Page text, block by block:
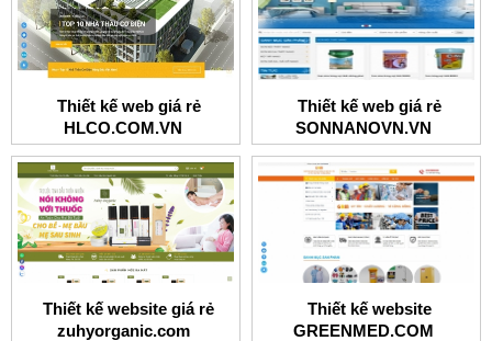
Thiết kế web giá rẻ
HLCO.COM.VN
Thiết kế web giá rẻ
SONNANOVN.VN
Thiết kế website giá rẻ
zuhyorganic.com
Thiết kế website
GREENMED.COM